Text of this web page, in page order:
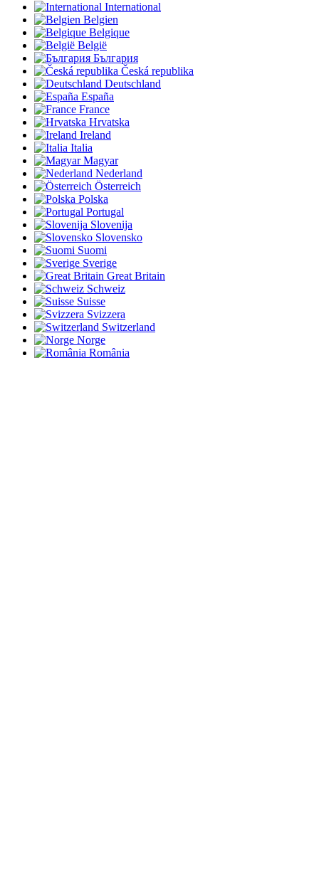
International
Belgien
Belgique
België
България
Česká republika
Deutschland
España
France
Hrvatska
Ireland
Italia
Magyar
Nederland
Österreich
Polska
Portugal
Slovenija
Slovensko
Suomi
Sverige
Great Britain
Schweiz
Suisse
Svizzera
Switzerland
Norge
România